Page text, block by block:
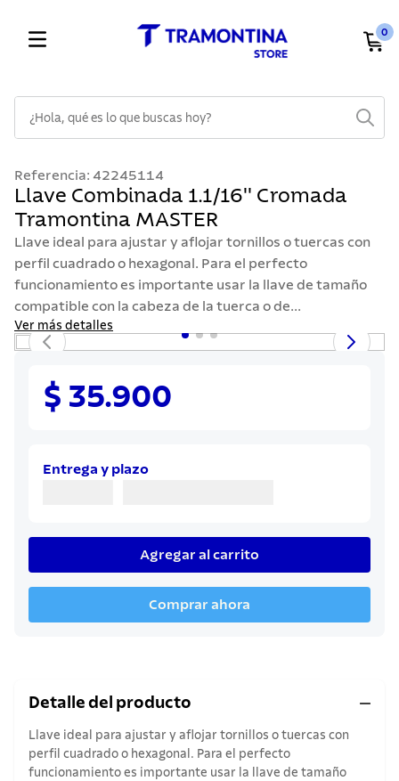
0
Referencia: 42245114
Llave Combinada 1.1/16'' Cromada
Tramontina MASTER
Llave ideal para ajustar y aflojar tornillos o tuercas con
perfil cuadrado o hexagonal. Para el perfecto
funcionamiento es importante usar la llave de tamaño
compatible con la cabeza de la tuerca o de...
Ver más detalles
$ 35.900
Entrega y plazo
Agregar al carrito
Comprar ahora
Detalle del producto
Llave ideal para ajustar y aflojar tornillos o tuercas con
perfil cuadrado o hexagonal. Para el perfecto
funcionamiento es importante usar la llave de tamaño
1 .
cuchillos
2.
cubiertos
3.
sarten
4.
lavaplatos
5.
ollas
acero inoxidable
juego cuchillos
10. olla